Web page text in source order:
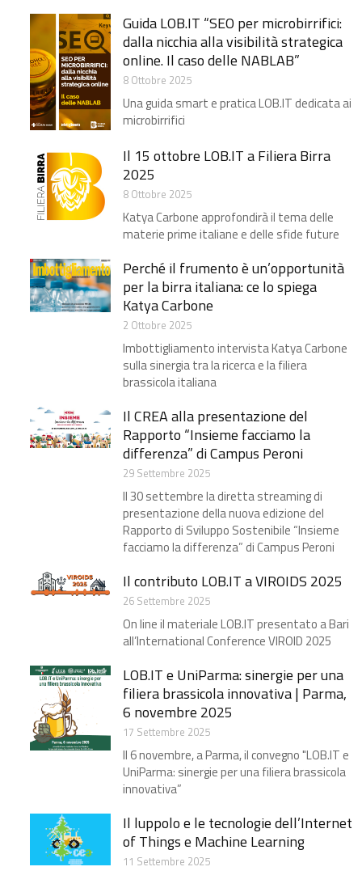
Guida LOB.IT “SEO per microbirrifici:
dalla nicchia alla visibilità strategica
online. Il caso delle NABLAB​”
8 Ottobre 2025
Una guida smart e pratica LOB.IT dedicata ai
microbirrifici
Il 15 ottobre LOB.IT a Filiera Birra
2025
8 Ottobre 2025
Katya Carbone approfondirà il tema delle
materie prime italiane e delle sfide future
Perché il frumento è un’opportunità
per la birra italiana: ce lo spiega
Katya Carbone
2 Ottobre 2025
Imbottigliamento intervista Katya Carbone​
sulla sinergia tra la ricerca e la filiera
brassicola italiana
Il CREA alla presentazione del
Rapporto “Insieme facciamo la
differenza” di Campus Peroni
29 Settembre 2025
Il 30 settembre la diretta streaming di
presentazione della nuova edizione del
Rapporto di Sviluppo Sostenibile “Insieme
facciamo la differenza” di Campus Peroni
Il contributo LOB.IT a VIROIDS 2025
26 Settembre 2025
On line il materiale LOB.IT presentato a Bari
all’International Conference VIROID 2025
LOB.IT e UniParma: sinergie per una
filiera brassicola innovativa | Parma,
6 novembre 2025
17 Settembre 2025
Il 6 novembre, a Parma, il convegno "LOB.IT e
UniParma: sinergie per una filiera brassicola
innovativa”
Il luppolo e le tecnologie dell’Internet
of Things e Machine Learning
11 Settembre 2025